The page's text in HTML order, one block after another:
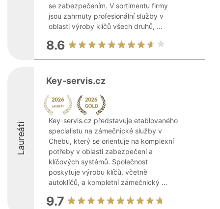
se zabezpečením. V sortimentu firmy
jsou zahrnuty profesionální služby v
oblasti výroby klíčů všech druhů, ...
8.6
Laureáti
Key-servis.cz
Key-servis.cz představuje etablovaného
specialistu na zámečnické služby v
Chebu, který se orientuje na komplexní
potřeby v oblasti zabezpečení a
klíčových systémů. Společnost
poskytuje výrobu klíčů, včetně
autoklíčů, a kompletní zámečnický ...
9.7